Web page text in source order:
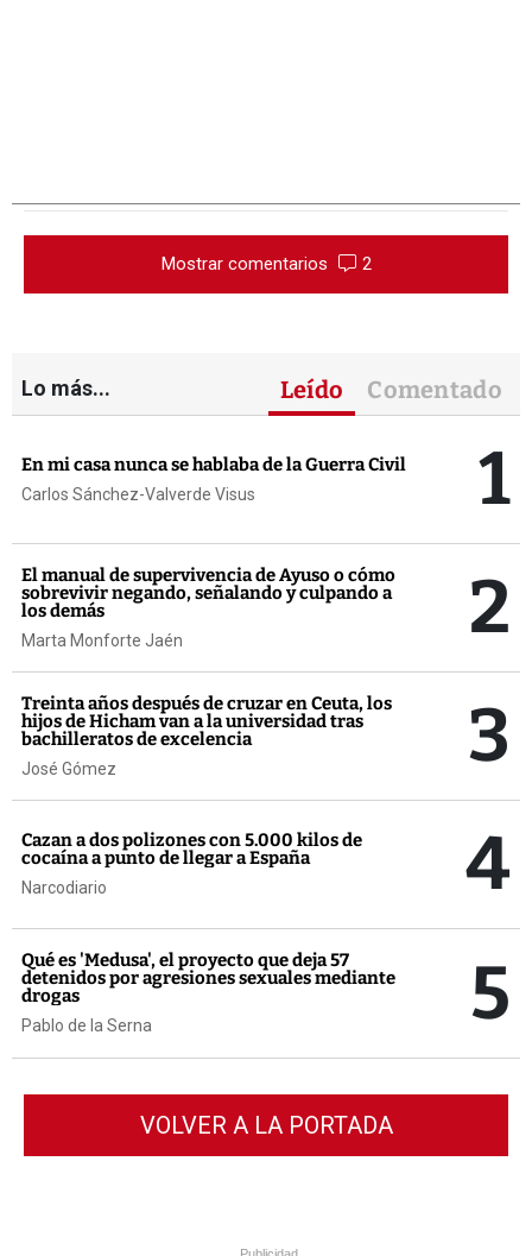
Mostrar comentarios 2
Lo más... Leído Comentado
En mi casa nunca se hablaba de la Guerra Civil
Carlos Sánchez-Valverde Visus 1
El manual de supervivencia de Ayuso o cómo
sobrevivir negando, señalando y culpando a
los demás
Marta Monforte Jaén 2
Treinta años después de cruzar en Ceuta, los
hijos de Hicham van a la universidad tras
bachilleratos de excelencia
José Gómez 3
Cazan a dos polizones con 5.000 kilos de
cocaína a punto de llegar a España
Narcodiario 4
Qué es 'Medusa', el proyecto que deja 57
detenidos por agresiones sexuales mediante
drogas
Pablo de la Serna 5
VOLVER A LA PORTADA